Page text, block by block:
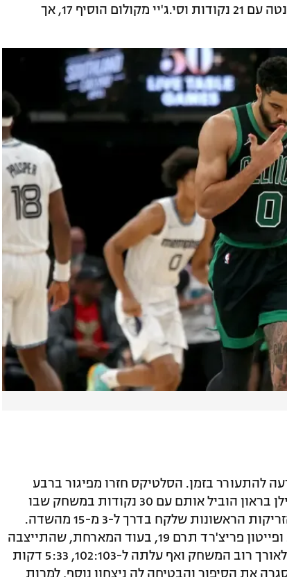
לקשת. ניקייל אלכסנדר-ווקר הוביל את אטלנטה עם 21 נקודות וסי.ג'יי מקולום הוסיף 17, אך
להתעורר בזמן. הסלטיקס חזרו מפיגור ברבע
האחרון ורשמו ניצחון רביעי ברציפות, כשג'יילן בראון הוביל אותם עם 30 נקודות במשחק שבו
ג'ייסון טייטום קלע 13 בלבד, והחטיא את 8 הזריקות הראשונות שלקח בדרך ל-3 מ-15 מהשדה.
לוקה גארזה הוסיף שיא עונתי של 22 נקודות ופייטון פריצ'רד תרם 19, בעוד המארחת, שהתייצבה
עם סגל חסר מאוד, הצליחה להישאר צמודה לאורך רוב המשחק ואף עלתה ל-102:103, 5:33 דקות
אלא שאז בוסטון יצאה לריצת 0:10 שסגרה את הסיפור והבטיחה לה ניצחון נוסף, למרות